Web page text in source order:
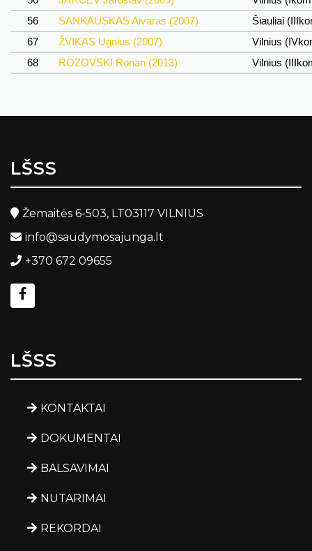
56
SANKAUSKAS Aivaras (2007)
Šiauliai
67
ŽVIKAS Ugnius (2007)
Vilnius
68
ROZOVSKI Ronan (2013) Vilnius
LŠSS
Žemaitės 6-503, LT03117 VILNIUS
info@saudymosajunga.lt
+370 672 09655
LŠSS
KONTAKTAI
DOKUMENTAI
BALSAVIMAI
NUTARIMAI
REKORDAI